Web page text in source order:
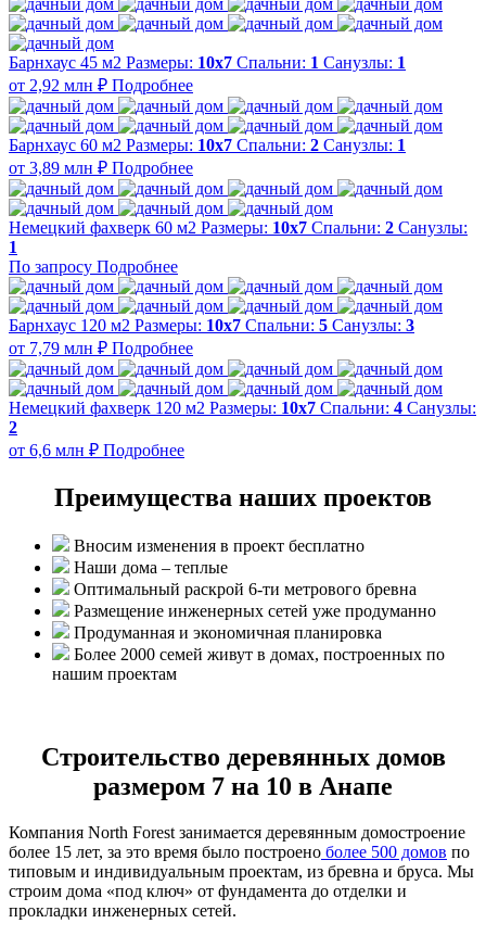
Барнхаус 45 м2 Размеры: 10х7 Спальни: 1 Санузлы: 1
от 2,92 млн ₽ Подробнее
Барнхаус 60 м2 Размеры: 10х7 Спальни: 2 Санузлы: 1
от 3,89 млн ₽ Подробнее
Немецкий фахверк 60 м2 Размеры: 10х7 Спальни: 2 Санузлы:
1
По запросу Подробнее
Барнхаус 120 м2 Размеры: 10x7 Спальни: 5 Санузлы: 3
от 7,79 млн ₽ Подробнее
Немецкий фахверк 120 м2 Размеры: 10x7 Спальни: 4 Санузлы:
2
от 6,6 млн ₽ Подробнее
Преимущества наших проектов
Вносим изменения в проект бесплатно
Наши дома – теплые
Оптимальный раскрой 6-ти метрового бревна
Размещение инженерных сетей уже продуманно
Продуманная и экономичная планировка
Более 2000 семей живут в домах, построенных по
нашим проектам
Строительство деревянных домов
размером 7 на 10 в Анапе
Компания North Forest занимается деревянным домостроение
более 15 лет, за это время было построено более 500 домов по
типовым и индивидуальным проектам, из бревна и бруса. Мы
строим дома «под ключ» от фундамента до отделки и
прокладки инженерных сетей.